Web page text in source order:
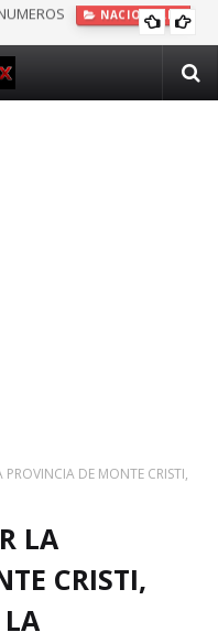
SEGURO PÚBLICO EN N.Y.
DE MONTE CRISTI,
LA
CRISTI,
LA